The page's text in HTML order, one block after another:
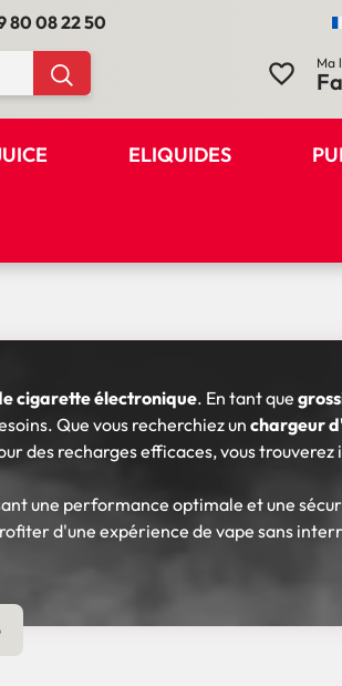
80 08 22 50
favorite_border Ma
ELIQUIDES
cigarette électronique. En tant que
Que vous recherchiez un chargeur
des recharges efficaces, vous trouverez
une performance optimale et une
d'une expérience de vape sans